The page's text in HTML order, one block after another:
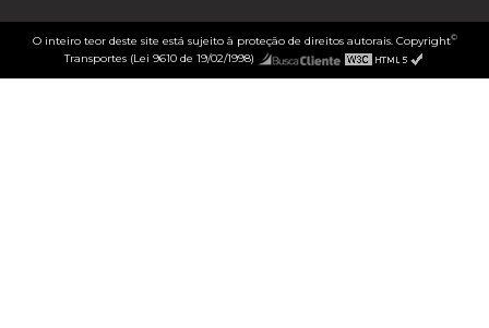
O inteiro teor deste site está sujeito à proteção de direitos autorais. Copyright©
Transportes (Lei 9610 de 19/02/1998)